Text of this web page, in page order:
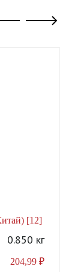
[12]
0.850 кг
204,99 ₽